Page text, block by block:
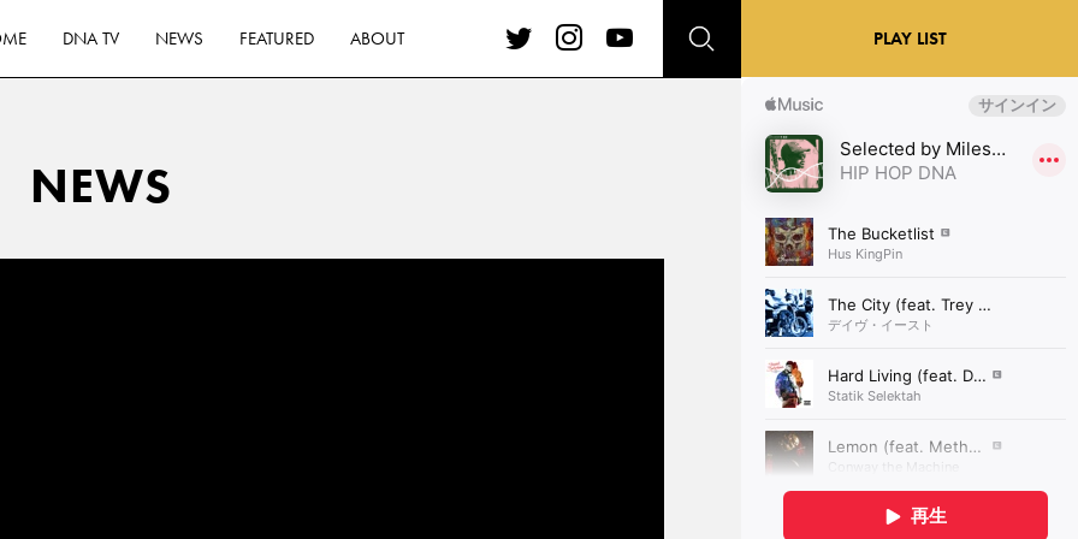
DNA TV NEWS FEATURED ABOUT
NEWS
PLAY LIST